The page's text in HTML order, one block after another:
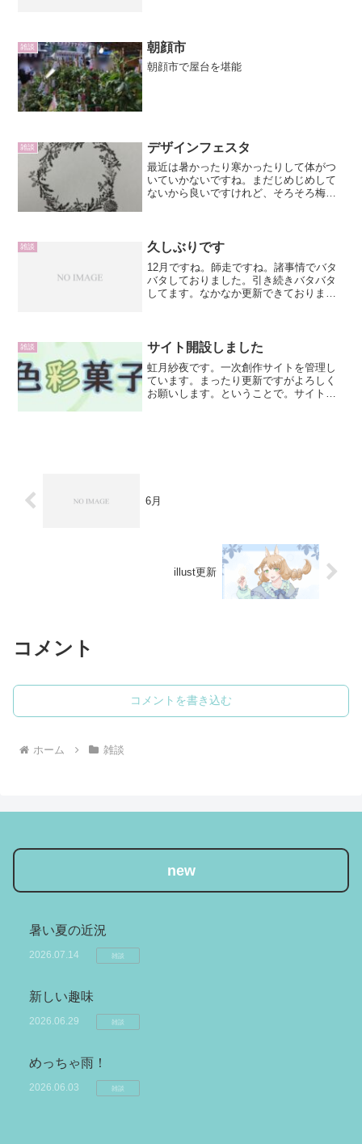
ながら少しずつ形にして...
雑談 朝顔市
朝顔市で屋台を堪能
雑談 デザインフェスタ
最近は暑かったり寒かったりして体がつ
いていかないですね。まだじめじめして
ないから良いですけれど、そろそろ梅雨
色々な物が展示・販売され...
雑談 久しぶりです
12月ですね。師走ですね。諸事情でバタ
バタしておりました。引き続きバタバタ
してます。なかなか更新できておりませ
いのですけれど。職場に...
雑談 サイト開設しました
虹月紗夜です。一次創作サイトを管理し
ています。まったり更新ですがよろしく
お願いします。ということで。サイトが
6月
illust更新
コメント
コメントを書き込む
ホーム 雑談
new
暑い夏の近況
2026.07.14 雑談
新しい趣味
2026.06.29 雑談
めっちゃ雨！
2026.06.03 雑談